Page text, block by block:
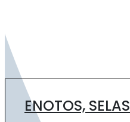
ENOTOS, SELAS